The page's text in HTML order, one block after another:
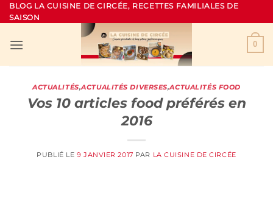
Passer
au
BLOG LA CUISINE DE CIRCÉE, RECETTES FAMILIALES DE
SAISON
0
ACTUALITÉS,ACTUALITÉS DIVERSES,ACTUALITÉS FOOD
Vos 10 articles food préférés en
2016
PUBLIÉ LE 9 JANVIER 2017 PAR LA CUISINE DE CIRCÉE